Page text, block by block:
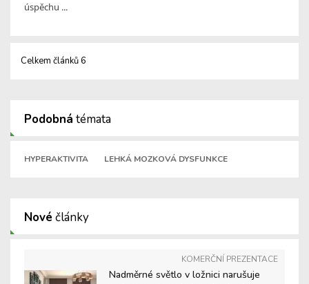
úspěchu ...
Celkem článků 6
Podobná témata
HYPERAKTIVITA LEHKÁ MOZKOVÁ DYSFUNKCE
Nové články
KOMERČNÍ PREZENTACE
Nadměrné světlo v ložnici narušuje